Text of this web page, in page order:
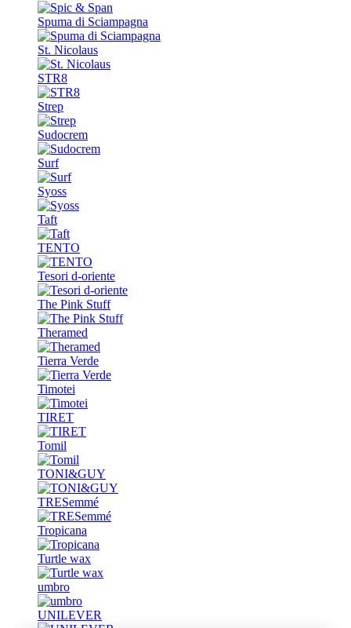
Spuma di Sciampagna
St. Nicolaus
STR8
Strep
Sudocrem
Surf
Syoss
Taft
TENTO
Tesori d-oriente
The Pink Stuff
Theramed
Tierra Verde
Timotei
TIRET
Tomil
TONI&GUY
TRESemmé
Tropicana
Turtle wax
umbro
UNILEVER